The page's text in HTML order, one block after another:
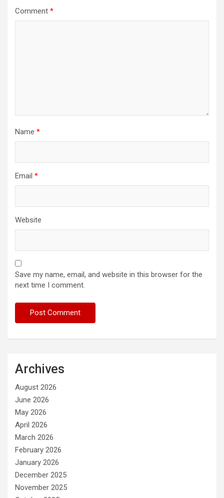
Comment *
Name *
Email *
Website
Save my name, email, and website in this browser for the
next time I comment.
Archives
August 2026
June 2026
May 2026
April 2026
March 2026
February 2026
January 2026
December 2025
November 2025